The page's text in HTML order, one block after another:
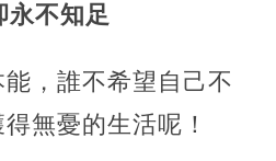
永不知足
，誰不希望自己不
無憂的生活呢！